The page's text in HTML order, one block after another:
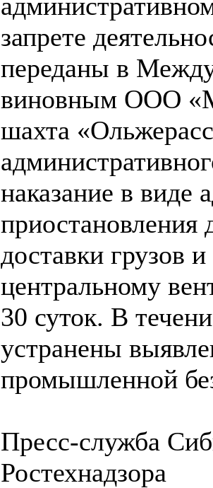
запрете
переданы в
виновным ООО
шахта
наказание в виде
приостановления
доставки грузов
центральному
30 суток. В
устранены
промышленной
Пресс-служба
Ростехнадзора